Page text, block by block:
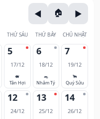
THỨ SÁU THỨ BẢY CHỦ NHẬT
5
17/12
🐖
Tân Hợi
6
18/12
🐀
Nhâm Tý
7
19/12
🐂
Quý Sửu
12
24/12
13
25/12
14
26/12